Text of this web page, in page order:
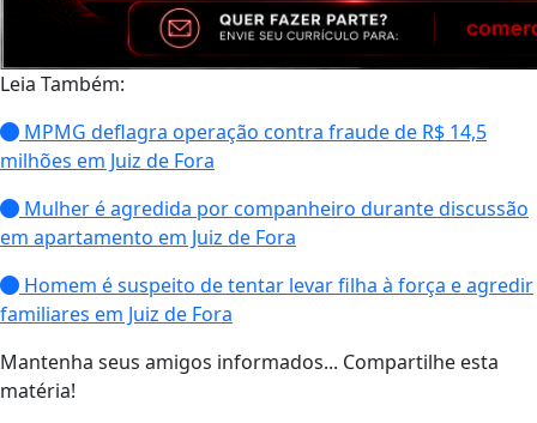
Leia Também:
MPMG deflagra operação contra fraude de R$ 14,5
milhões em Juiz de Fora
Mulher é agredida por companheiro durante discussão
em apartamento em Juiz de Fora
Homem é suspeito de tentar levar filha à força e agredir
familiares em Juiz de Fora
Mantenha seus amigos informados... Compartilhe esta
matéria!